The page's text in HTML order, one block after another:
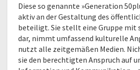
Diese so genannte »Generation
aktiv an der Gestaltung des
beteiligt. Sie stellt eine Gruppe mit
dar, nimmt umfassend kulturelle
nutzt alle zeitgemäßen Medien.
sie den berechtigten Anspruch auf